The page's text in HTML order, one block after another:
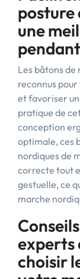
une
Les bâtons
reconnus
et favoriser
pratique de
conception
optimale, ces
nordiques de
correcte tout
gestuelle, ce
marche
experts
choisir